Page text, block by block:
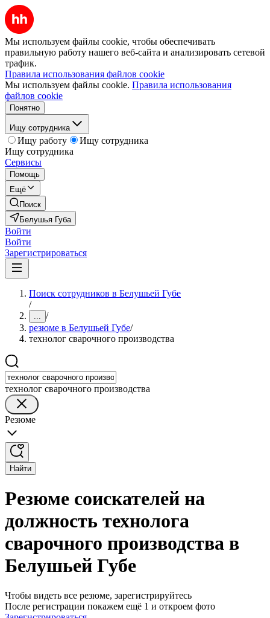
Мы используем файлы cookie, чтобы обеспечивать
правильную работу нашего веб-сайта и анализировать сетевой
трафик.
Правила использования файлов cookie
Мы используем файлы cookie. Правила использования
файлов cookie
Понятно
Ищу сотрудника
Ищу работу
Ищу сотрудника
Ищу сотрудника
Сервисы
Помощь
Ещё
Поиск
Белушья Губа
Войти
Войти
Зарегистрироваться
Поиск сотрудников в Белушьей Губе
/
... /
резюме в Белушьей Губе/
технолог сварочного производства
технолог сварочного производства
Резюме
Найти
Резюме соискателей на
должность технолога
сварочного производства в
Белушьей Губе
Чтобы видеть все резюме, зарегистрируйтесь
После регистрации покажем ещё 1 и откроем фото